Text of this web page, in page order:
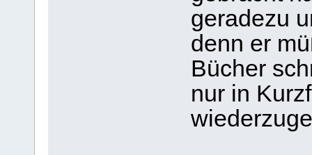
geradezu
denn er
Bücher
nur in